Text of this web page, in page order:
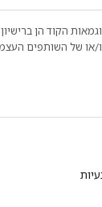
הקוד הן ברישיון